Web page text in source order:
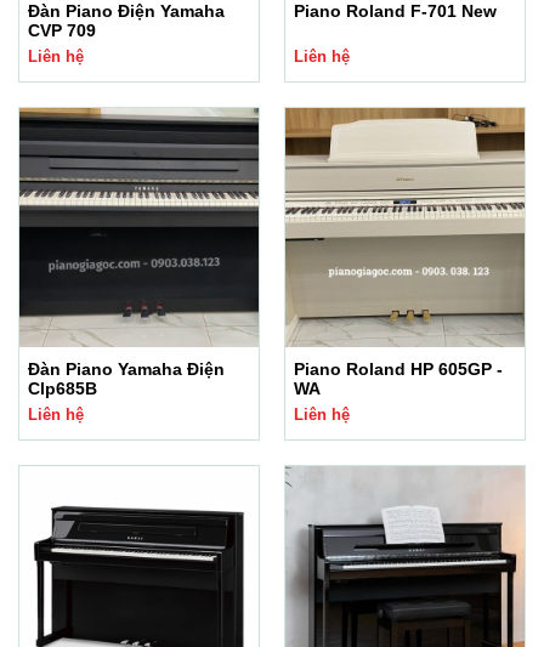
Đàn Piano Điện Yamaha
CVP 709
Liên hệ
Piano Roland F-701 New
Liên hệ
Đàn Piano Yamaha Điện
Clp685B
Liên hệ
Piano Roland HP 605GP -
WA
Liên hệ